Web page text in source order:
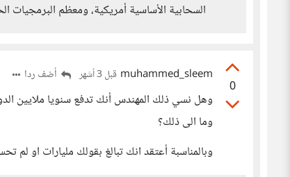
السحابية الأساسية أمريكية، ومعظم البرمجيات
0
muhammed_sleem قبل 3 أشهر أضف ردا
وهل نسي ذلك المهندس أنك تدفع سنويا ملايين
وما الى ذلك؟
وبالمناسبة أعتقد انك تبالغ بقولك مليارات او لم تحس